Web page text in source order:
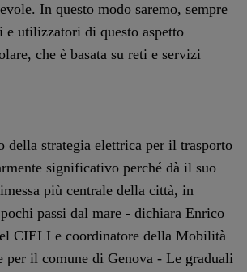
In questo modo saremo, sempre
utilizzatori di questo aspetto
che è basata su reti e servizi
della strategia elettrica per il trasporto
significativo perché dà il suo
più centrale della città, in
pochi passi dal mare - dichiara Enrico
CIELI e coordinatore della Mobilità
per il comune di Genova - Le graduali